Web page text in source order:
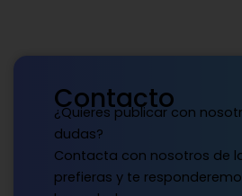
Contacto
¿Quieres publicar con
dudas?
Contacta con nosotros de
prefieras y te